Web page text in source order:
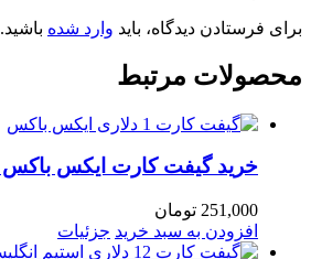
برای فرستادن دیدگاه، باید وارد شده باشید.
محصولات مرتبط
خرید گیفت کارت ایکس باکس 1 دلاری
251,000 تومان
افزودن به سبد خرید جزئیات